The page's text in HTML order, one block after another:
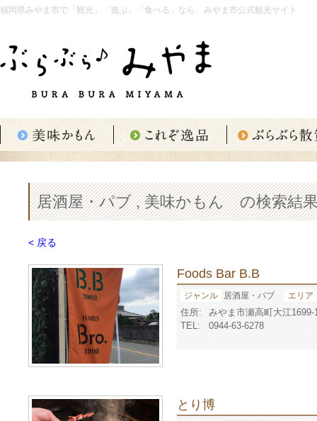
福岡県みやま市で「観光」「遊ぶ」「食べる」なら、みやま市公式観光サイト
居酒屋・パブ , 美味かもん の検索結
< 戻る
Foods Bar B.B
ジャンル 居酒屋・パブ エリア
住所:
みやま市瀬高町大江1699-
TEL:
0944-63-6278
とり博